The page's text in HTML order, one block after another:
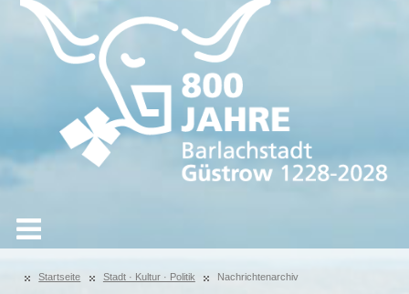
Startseite Stadt · Kultur · Politik Nachrichtenarchiv